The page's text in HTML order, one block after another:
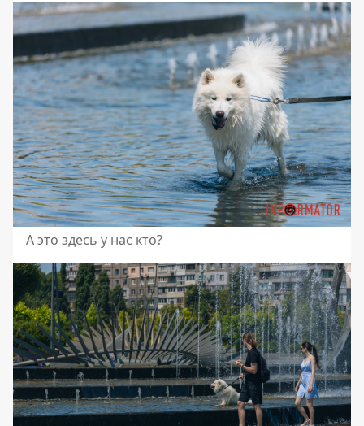
А это здесь у нас кто?